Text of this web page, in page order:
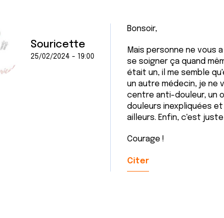
Souricette
25/02/2024 - 19:00
Bonsoir,
Mais personne ne vous
se soigner ça quand
était un, il me semble
un autre médecin, je ne
centre anti-douleur, un
douleurs inexpliquées
ailleurs. Enfin, c'est juste
Courage !
Citer